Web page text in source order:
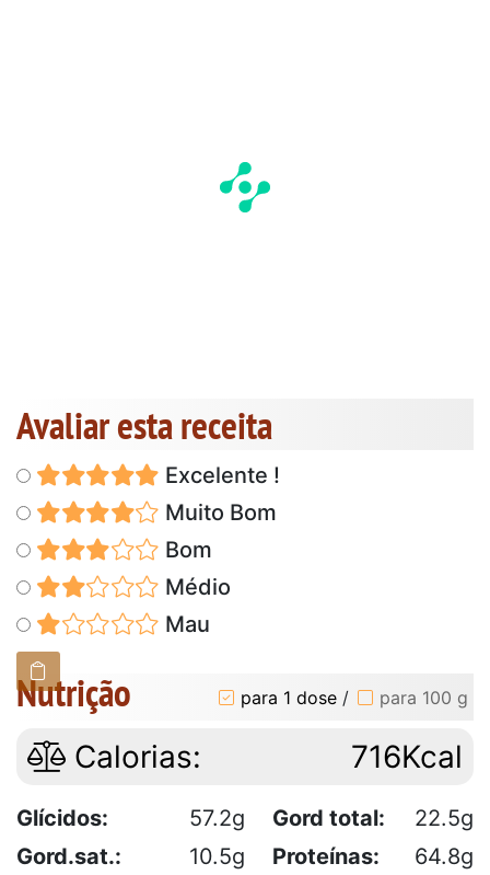
Avaliar esta receita
Excelente !
Muito Bom
Bom
Médio
Mau
Nutrição para 1 dose / para 100 g
Calorias: 716Kcal
Glícidos: 57.2g Gord total:
22.5g
Gord.sat.:
10.5g Proteínas:
64.8g